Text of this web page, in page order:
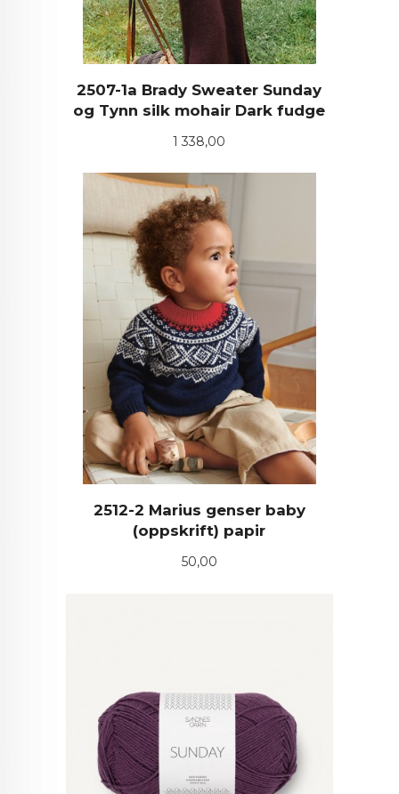
2507-1a Brady Sweater Sunday
og Tynn silk mohair Dark fudge
Pris
1 338,00
2512-2 Marius genser baby
(oppskrift) papir
Pris
50,00